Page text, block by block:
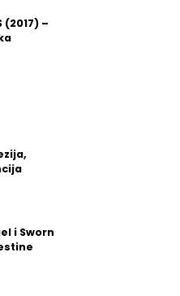
(2017) –
i Sworn